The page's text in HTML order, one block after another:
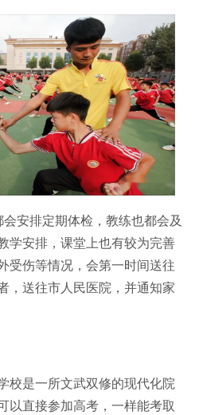
排定期体检，教练也都会及
学安排，课堂上也有较为完善
受伤等情况，会第一时间送往
，送往市人民医院，并通知家
是一所文武双修的现代化院
以直接参加高考，一样能考取